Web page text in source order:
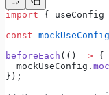
import {
const mockUseConfig
beforeEach (() => {
  mockUseConfig.
});